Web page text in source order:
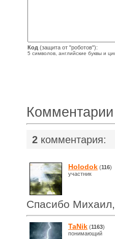
Код (защита от "роботов"):
5 символов, английские буквы и
Комментарии
2 комментария:
Holodok (116)
участник
Спасибо
TaNik (1163)
понимающий